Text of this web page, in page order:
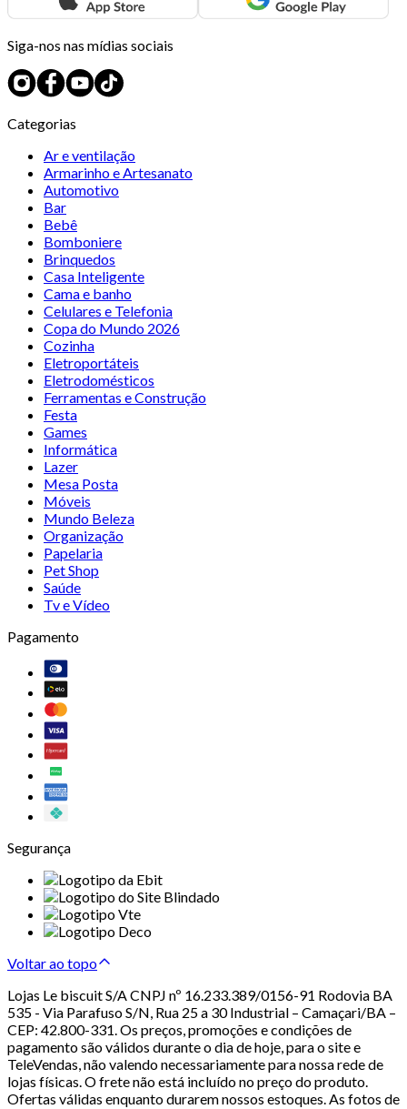
Siga-nos nas mídias sociais
Categorias
Ar e ventilação
Armarinho e Artesanato
Automotivo
Bar
Bebê
Bomboniere
Brinquedos
Casa Inteligente
Cama e banho
Celulares e Telefonia
Copa do Mundo 2026
Cozinha
Eletroportáteis
Eletrodomésticos
Ferramentas e Construção
Festa
Games
Informática
Lazer
Mesa Posta
Móveis
Mundo Beleza
Organização
Papelaria
Pet Shop
Saúde
Tv e Vídeo
Pagamento
Segurança
Voltar ao topo
Lojas Le biscuit S/A CNPJ nº 16.233.389/0156-91 Rodovia BA
535 - Via Parafuso S/N, Rua 25 a 30 Industrial – Camaçari/BA –
CEP: 42.800-331. Os preços, promoções e condições de
pagamento são válidos durante o dia de hoje, para o site e
TeleVendas, não valendo necessariamente para nossa rede de
lojas físicas. O frete não está incluído no preço do produto.
Ofertas válidas enquanto durarem nossos estoques. As fotos de